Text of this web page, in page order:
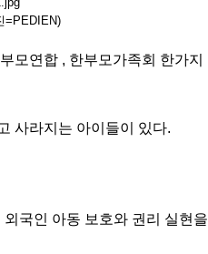
=PEDIEN)
연합 , 한부모가족회 한가
사라지는 아이들이 있다.
국인 아동 보호와 권리 실현